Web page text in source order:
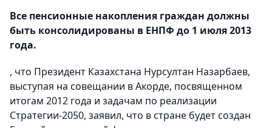
Все пенсионные накопления граждан должны
быть консолидированы в ЕНПФ до 1 июля 2013
года.
, что Президент Казахстана Нурсултан Назарбаев,
выступая на совещании в Акорде, посвященном
итогам 2012 года и задачам по реализации
Стратегии-2050, заявил, что в стране будет создан